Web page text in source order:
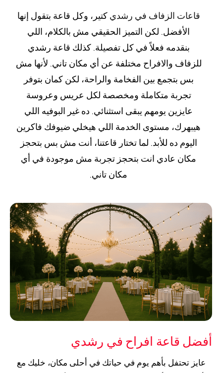
قاعات الزفاف في رشدي كتير، وكل قاعة بتقول إنها
الأفضل. لكن التميز الحقيقي مش بالكلام، اللي
بنقدمه فعلاً في كل تفصيلة. كذلك قاعة رشدي
للزفاف والافراح مختلفة عن أي مكان تاني. لأنها مش
بس بتجمع بين الفخامة والراحة، لكن كمان بتوفر
تجربة متكاملة ومخصصة لكل عريس وعروسة
عايزين يومهم يبقى استثنائي. ده غير البوفيه اللي
هيبهرك، مستوى الخدمة اللي هيخلي ضيوفك فاكرين
اليوم ده للأبد. لما تختار قاعتنا، أنت مش بس بتحجز
مكان عادي انت بتحجز تجربة مش موجودة في أي
مكان تاني.
أفضل قاعة افراح في رشدي
عايز تحتفل بأهم يوم في حياتك في أحلى مكان، خليك مع